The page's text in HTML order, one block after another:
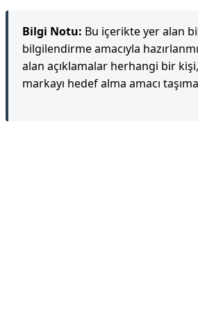
Bilgi Notu: Bu içerikte yer alan
bilgilendirme amacıyla
alan açıklamalar herhangi bir
markayı hedef alma amacı